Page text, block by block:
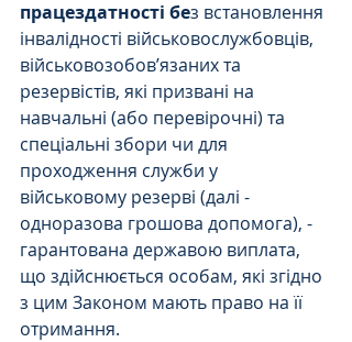
працездатності без встановлення
інвалідності військовослужбовців,
військовозобов’язаних та
резервістів, які призвані на
навчальні (або перевірочні) та
спеціальні збори чи для
проходження служби у
військовому резерві (далі -
одноразова грошова допомога), -
гарантована державою виплата,
що здійснюється особам, які згідно
з цим Законом мають право на її
отримання.